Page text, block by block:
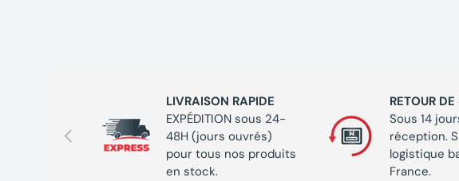
Précédent
LIVRAISON RAPIDE
EXPÉDITION sous 24-
48H (jours ouvrés)
pour tous nos produits
en stock.
RETOUR
Sous 14
réception.
logistique
France.